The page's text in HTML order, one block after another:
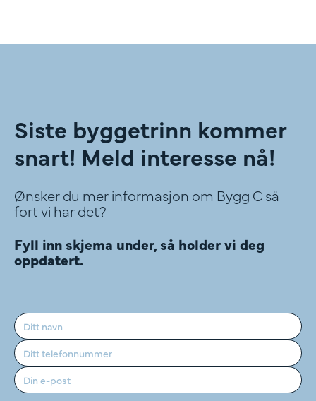
Siste byggetrinn kommer
snart! Meld interesse nå!
Ønsker du mer informasjon om Bygg C så
fort vi har det?
Fyll inn skjema under, så holder vi deg
oppdatert.